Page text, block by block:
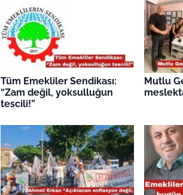
Tüm Emekliler Sendikası:
“Zam değil, yoksulluğun
tescili!”
Mutlu